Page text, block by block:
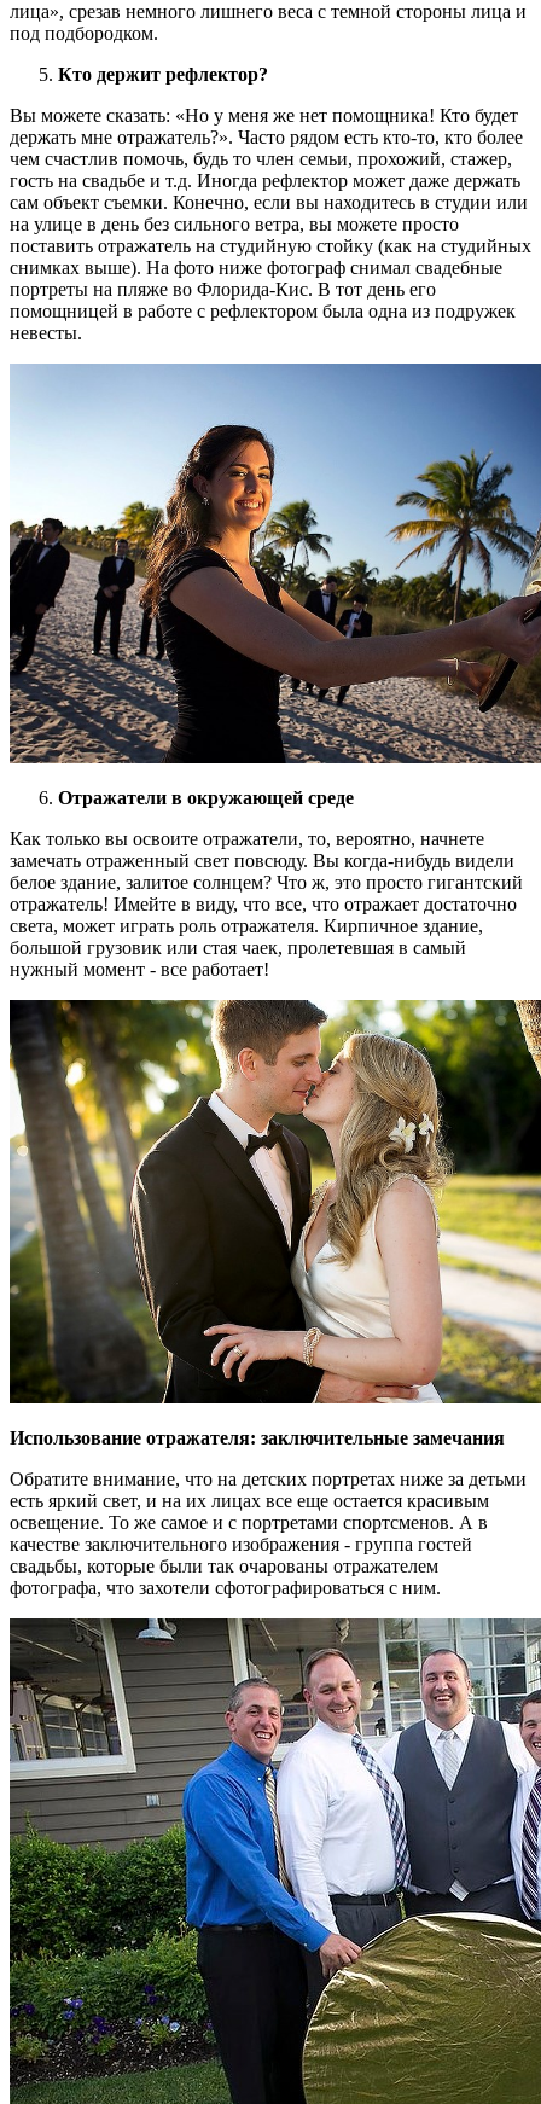
лица», срезав немного лишнего веса с темной стороны лица и
под подбородком.
Кто держит рефлектор?
Вы можете сказать: «Но у меня же нет помощника! Кто будет
держать мне отражатель?». Часто рядом есть кто-то, кто более
чем счастлив помочь, будь то член семьи, прохожий, стажер,
гость на свадьбе и т.д. Иногда рефлектор может даже держать
сам объект съемки. Конечно, если вы находитесь в студии или
на улице в день без сильного ветра, вы можете просто
поставить отражатель на студийную стойку (как на студийных
снимках выше). На фото ниже фотограф снимал свадебные
портреты на пляже во Флорида-Кис. В тот день его
помощницей в работе с рефлектором была одна из подружек
невесты.
Отражатели в окружающей среде
Как только вы освоите отражатели, то, вероятно, начнете
замечать отраженный свет повсюду. Вы когда-нибудь видели
белое здание, залитое солнцем? Что ж, это просто гигантский
отражатель! Имейте в виду, что все, что отражает достаточно
света, может играть роль отражателя. Кирпичное здание,
большой грузовик или стая чаек, пролетевшая в самый
нужный момент - все работает!
Использование отражателя: заключительные замечания
Обратите внимание, что на детских портретах ниже за детьми
есть яркий свет, и на их лицах все еще остается красивым
освещение. То же самое и с портретами спортсменов. А в
качестве заключительного изображения - группа гостей
свадьбы, которые были так очарованы отражателем
фотографа, что захотели сфотографироваться с ним.